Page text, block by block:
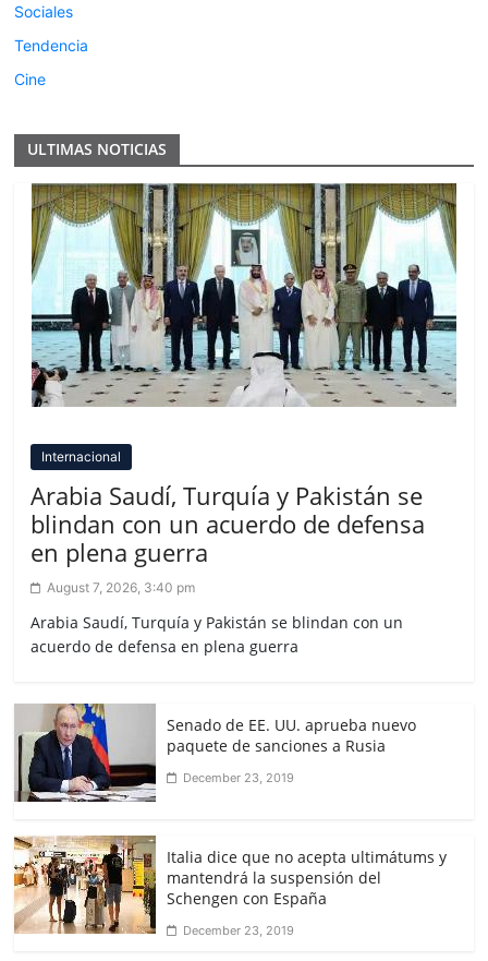
Sociales
Tendencia
Cine
ULTIMAS NOTICIAS
Internacional
Arabia Saudí, Turquía y Pakistán se
blindan con un acuerdo de defensa
en plena guerra
August 7, 2026, 3:40 pm
Arabia Saudí, Turquía y Pakistán se blindan con un
acuerdo de defensa en plena guerra
Senado de EE. UU. aprueba nuevo
paquete de sanciones a Rusia
December 23, 2019
Italia dice que no acepta ultimátums y
mantendrá la suspensión del
Schengen con España
December 23, 2019